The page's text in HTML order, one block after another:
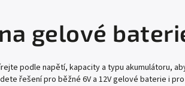
gelové
podle napětí, kapacity a typu akumulátoru,
řešení pro běžné 6V a 12V gelové baterie i